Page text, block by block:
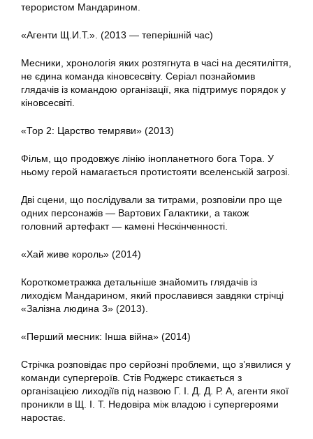
терористом Мандарином.
«Агенти Щ.И.Т.». (2013 — теперішній час)
Месники, хронологія яких розтягнута в часі на десятиліття,
не єдина команда кіновсесвіту. Серіал познайомив
глядачів із командою організації, яка підтримує порядок у
кіновсесвіті.
«Тор 2: Царство темряви» (2013)
Фільм, що продовжує лінію інопланетного бога Тора. У
ньому герой намагається протистояти вселенській загрозі.
Дві сцени, що послідували за титрами, розповіли про ще
одних персонажів — Вартових Галактики, а також
головний артефакт — камені Нескінченності.
«Хай живе король» (2014)
Короткометражка детальніше знайомить глядачів із
лиходієм Мандарином, який прославився завдяки стрічці
«Залізна людина 3» (2013).
«Перший месник: Інша війна» (2014)
Стрічка розповідає про серйозні проблеми, що з’явилися у
команди супергероїв. Стів Роджерс стикається з
організацією лиходіїв під назвою Г. І. Д. Д. Р. А, агенти якої
проникли в Щ. І. Т. Недовіра між владою і супергероями
наростає.